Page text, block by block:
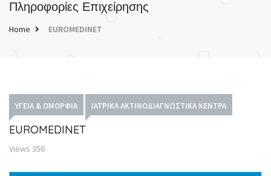
Πληροφορίες Επιχείρησης
Home EUROMEDINET
ΥΓΕΊΑ & ΟΜΟΡΦΙΆ ΙΑΤΡΙΚΆ ΑΚΤΙΝΟΔΙΑΓΝΩΣΤΙΚΆ ΚΈΝΤΡΑ
EUROMEDINET
Views 356